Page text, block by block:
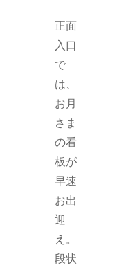
正面
入口
で
は、
お月
さま
の看
板が
早速
お出
迎
え。
段状